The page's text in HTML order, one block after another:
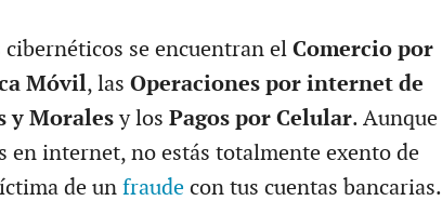
se encuentran el Comercio por
Móvil, las Operaciones por internet de
y Moralesy los Pagos por Celular. Aunque
en internet, no estás totalmente exento de
de un fraudecon tus cuentas bancarias.